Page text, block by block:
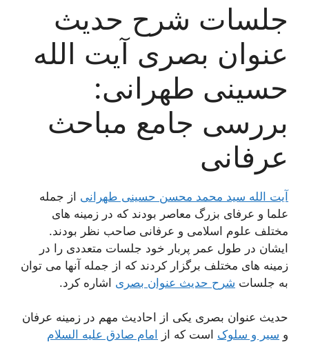
جلسات شرح حدیث
عنوان بصری آیت الله
حسینی طهرانی:
بررسی جامع مباحث
عرفانی
آیت الله سید محمد محسن حسینی طهرانی از جمله
علما و عرفای بزرگ معاصر بودند که در زمینه های
مختلف علوم اسلامی و عرفانی صاحب نظر بودند.
ایشان در طول عمر پربار خود جلسات متعددی را در
زمینه های مختلف برگزار کردند که از جمله آنها می توان
به جلسات شرح حدیث عنوان بصری اشاره کرد.
حدیث عنوان بصری یکی از احادیث مهم در زمینه عرفان
و سیر و سلوک است که از
امام صادق علیه السلام